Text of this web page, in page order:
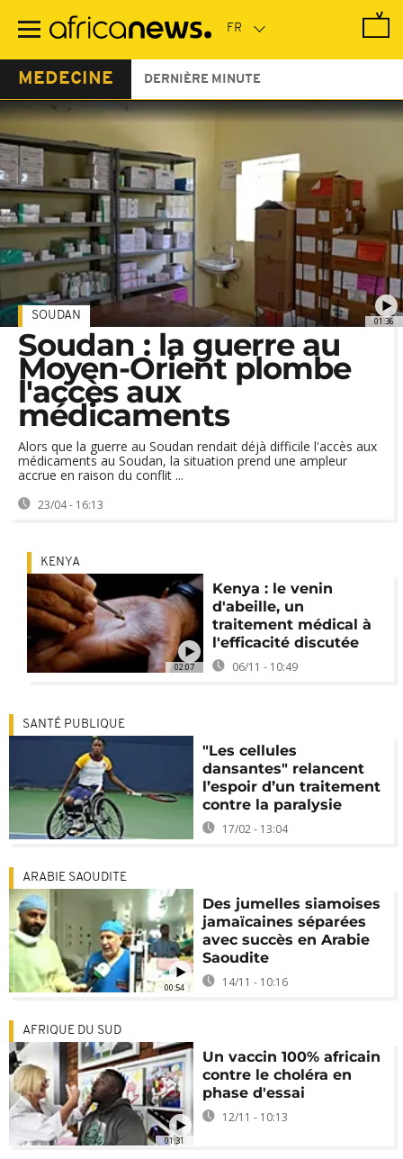
contenu
MEDECINE DERNIÈRE MINUTE
01:36
SOUDAN
Soudan : la guerre au
Moyen-Orient plombe
l'accès aux
médicaments
Alors que la guerre au Soudan rendait déjà difficile l'accès aux
médicaments au Soudan, la situation prend une ampleur
accrue en raison du conflit ...
23/04 - 16:13
02:07
KENYA
Kenya : le venin
d'abeille, un
traitement médical à
l'efficacité discutée
06/11 - 10:49
SANTÉ PUBLIQUE
"Les cellules
dansantes" relancent
l’espoir d’un traitement
contre la paralysie
17/02 - 13:04
00:54
ARABIE SAOUDITE
Des jumelles siamoises
jamaïcaines séparées
avec succès en Arabie
Saoudite
14/11 - 10:16
01:31
AFRIQUE DU SUD
Un vaccin 100% africain
contre le choléra en
phase d'essai
12/11 - 10:13